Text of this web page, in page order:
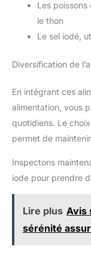
Les
le thon
Le sel iodé,
Diversification de
En intégrant ces
alimentation, vous
quotidiens. Le
permet de
Inspectons
iode pour prendre
Lire plus Avis
sérénité